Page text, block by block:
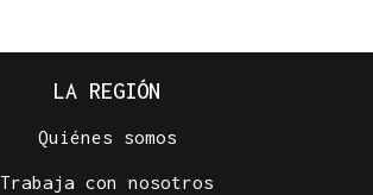
LA REGIÓN
Quiénes somos
Trabaja con nosotros